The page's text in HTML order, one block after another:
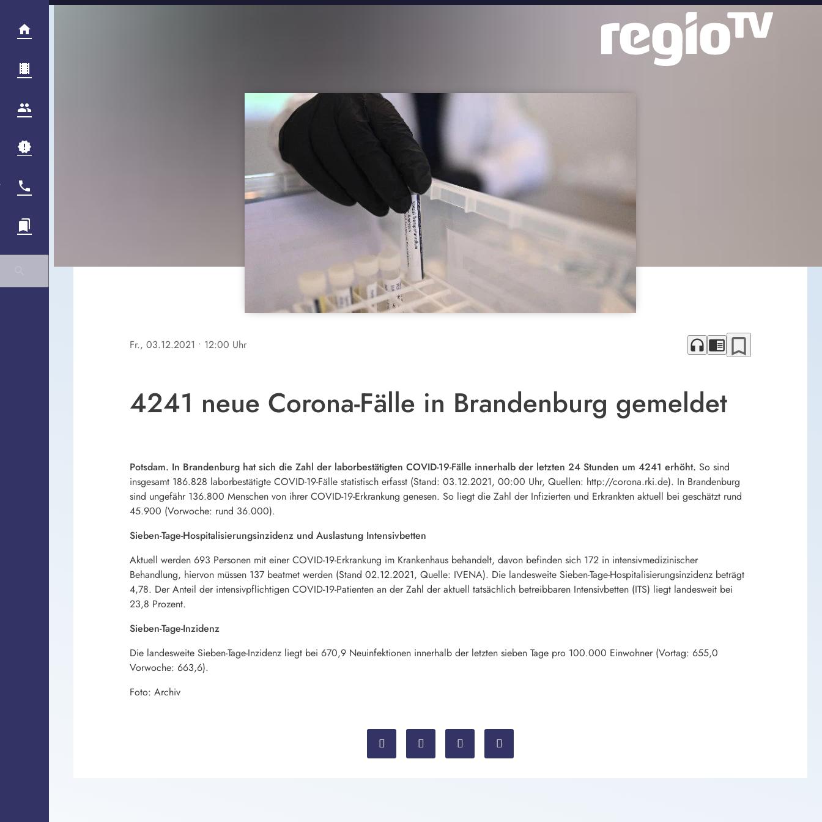
Fr., 03.12.2021 • 12:00 Uhr headphones chrome_reader_mode bookmark_border
4241 neue Corona-Fälle in Brandenburg gemeldet
Potsdam. In Brandenburg hat sich die Zahl der laborbestätigten COVID-19-Fälle innerhalb der letzten 24 Stunden um 4241 erhöht. So sind
insgesamt 186.828 laborbestätigte COVID-19-Fälle statistisch erfasst (Stand: 03.12.2021, 00:00 Uhr, Quellen: http://corona.rki.de). In Brandenburg
sind ungefähr 136.800 Menschen von ihrer COVID-19-Erkrankung genesen. So liegt die Zahl der Infizierten und Erkrankten aktuell bei geschätzt rund
45.900 (Vorwoche: rund 36.000).
Sieben-Tage-Hospitalisierungsinzidenz und Auslastung Intensivbetten
Aktuell werden 693 Personen mit einer COVID-19-Erkrankung im Krankenhaus behandelt, davon befinden sich 172 in intensivmedizinischer
Behandlung, hiervon müssen 137 beatmet werden (Stand 02.12.2021, Quelle: IVENA). Die landesweite Sieben-Tage-Hospitalisierungsinzidenz beträgt
4,78. Der Anteil der intensivpflichtigen COVID-19-Patienten an der Zahl der aktuell tatsächlich betreibbaren Intensivbetten (ITS) liegt landesweit bei
23,8 Prozent.
Sieben-Tage-Inzidenz
Die landesweite Sieben-Tage-Inzidenz liegt bei 670,9 Neuinfektionen innerhalb der letzten sieben Tage pro 100.000 Einwohner (Vortag: 655,0
Vorwoche: 663,6).
Foto: Archiv